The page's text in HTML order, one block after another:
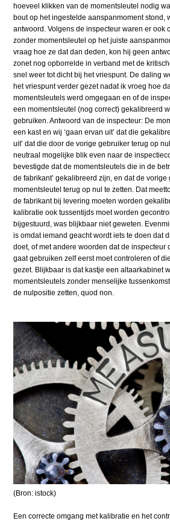
hoeveel klikken van de momentsleutel nodig
bout op het ingestelde aanspanmoment stond,
antwoord. Volgens de inspecteur waren er ook
zonder momentsleutel op het juiste
vraag hoe ze dat dan deden, kon hij geen
zonet nog opborrelde in verband met de
snel weer tot dicht bij het vriespunt. De daling
het vriespunt verder gezet nadat ik vroeg hoe
momentsleutels werd omgegaan en of de
een momentsleutel (nog correct) gekalibreerd
gebruiken. Antwoord van de inspecteur: De
een kast en wij ‘gaan ervan uit’ dat die
uit’ dat die door de vorige gebruiker terug op
neutraal mogelijke blik even naar de
bevestigde dat de momentsleutels die in de
de fabrikant’ gekalibreerd zijn, en dat de vorige
momentsleutel terug op nul te zetten. Dat
de fabrikant bij levering moeten worden
kalibratie ook tussentijds moet worden
bijgestuurd, was blijkbaar niet geweten.
is omdat iemand geacht wordt iets te doen dat
doet, of met andere woorden dat de inspecteur
gaat gebruiken zelf eerst moet controleren of
gezet. Blijkbaar is dat kastje een altaarkabinet
momentsleutels zonder menselijke
de nulpositie zetten, quod non.
(Bron: istock)
Een correcte omgang met kalibratie en het